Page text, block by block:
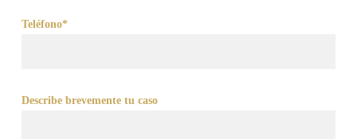
Teléfono*
Describe brevemente tu caso